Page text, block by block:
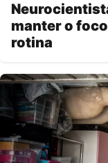
manter o
rotina